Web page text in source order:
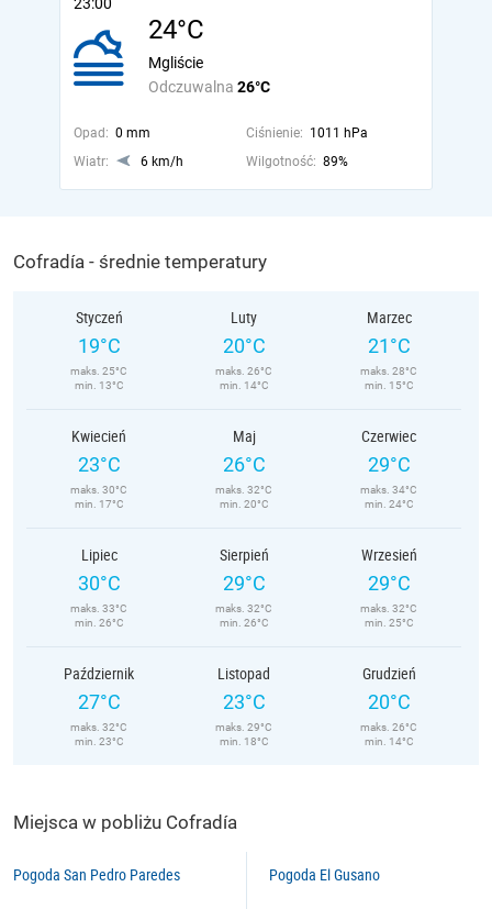
24°C
Odczuwalna 26°C
Mgliście
Opad: 0 mm Ciśnienie: 1011 hPa
Wiatr:
6 km/h Wilgotność: 89%
Cofradía - średnie temperatury
Styczeń
19°C
maks. 25°C
min. 13°C
Luty
20°C
maks. 26°C
min. 14°C
Marzec
21°C
maks. 28°C
min. 15°C
Kwiecień
23°C
maks. 30°C
min. 17°C
Maj
26°C
maks. 32°C
min. 20°C
Czerwiec
29°C
maks. 34°C
min. 24°C
Lipiec
30°C
maks. 33°C
min. 26°C
Sierpień
29°C
maks. 32°C
min. 26°C
Wrzesień
29°C
maks. 32°C
min. 25°C
Październik
27°C
maks. 32°C
min. 23°C
Listopad
23°C
maks. 29°C
min. 18°C
Grudzień
20°C
maks. 26°C
min. 14°C
Miejsca w pobliżu Cofradía
Pogoda San Pedro Paredes Pogoda El Gusano